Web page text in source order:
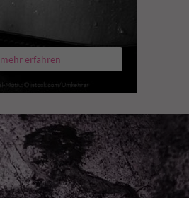
mehr erfahren